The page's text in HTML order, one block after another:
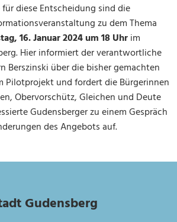
diese Entscheidung sind die
zu dem Thema
16. Januar 2024 um 18 Uhrim
Hier informiert der verantwortliche
Berszinski über die bisher gemachten
Pilotprojekt und fordert die Bürgerinnen
Obervorschütz, Gleichen und Deute
Gudensberger zu einem Gespräch
des Angebots auf.
Gudensberg